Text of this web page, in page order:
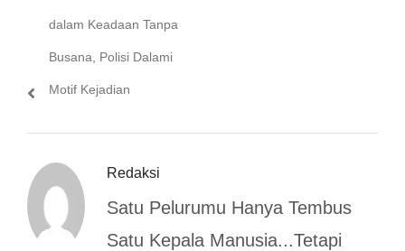
dalam Keadaan Tanpa
Busana, Polisi Dalami
Motif Kejadian
Redaksi
Satu Pelurumu Hanya Tembus
Satu Kepala Manusia...Tetapi